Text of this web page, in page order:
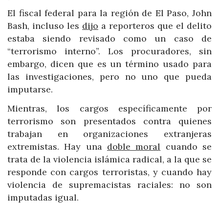
El fiscal federal para la región de El Paso, John
Bash, incluso les dijo a reporteros que el delito
estaba siendo revisado como un caso de
“terrorismo interno”. Los procuradores, sin
embargo, dicen que es un término usado para
las investigaciones, pero no uno que pueda
imputarse.
Mientras, los cargos específicamente por
terrorismo son presentados contra quienes
trabajan en organizaciones extranjeras
extremistas. Hay una doble moral cuando se
trata de la violencia islámica radical, a la que se
responde con cargos terroristas, y cuando hay
violencia de supremacistas raciales: no son
imputadas igual.